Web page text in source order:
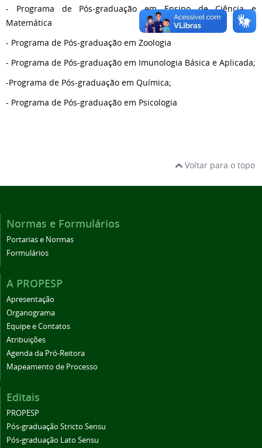
- Programa de Pós-graduação em Ensino de Ciência e
Matemática
- Programa de Pós-graduação em Zoologia
- Programa de Pós-graduação em Imunologia Básica e Aplicada;
-Programa de Pós-graduação em Química;
- Programa de Pós-graduação em Psicologia
Voltar para o topo
Normas e Formulários
Portarias e Normas
Formulários
A PROPESP
Apresentação
Organograma
Equipe e Contatos
Atribuições
Agenda da Pró-Reitora
Mapeamento de Processo
Editais
PROPESP
Pós-graduação Stricto Sensu
Pós-graduação Lato Sensu